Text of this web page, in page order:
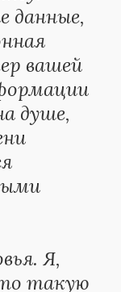
данные,
вашей
душе,
Я,
такую